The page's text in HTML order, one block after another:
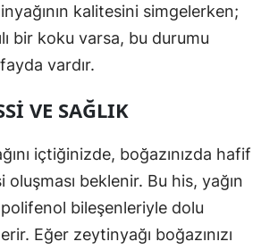
kalitesini simgelerken;
bir koku varsa, bu durumu
vardır.
VE SAĞLIK
içtiğinizde, boğazınızda hafif
beklenir. Bu his, yağın
polifenol bileşenleriyle dolu
Eğer zeytinyağı boğazınızı